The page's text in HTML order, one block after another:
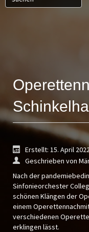
Erstellt: 15. April
Geschrieben von
Nach der
Sinfonieorchester
schönen Klängen der
einem
verschiedenen
erklingen lässt.